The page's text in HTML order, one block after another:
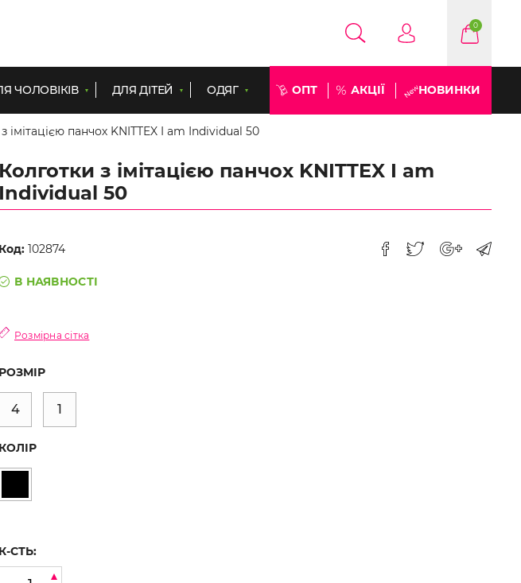
0
ЧОЛОВІКІВ ДЛЯ ДІТЕЙ ОДЯГ ОПТ АКЦІЇ НОВИНКИ
імітацією панчох KNITTEX I am Individual 50
Колготки з імітацією панчох KNITTEX I am
Individual 50
Код: 102874
В НАЯВНОСТІ
Розмірна сітка
РОЗМІР
4 1
КОЛІР
К-СТЬ: